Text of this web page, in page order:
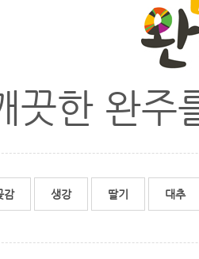
끗한 완주
감 생강 딸기 대추